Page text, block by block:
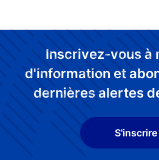
Inscrivez-vous à
d'information et
dernières alertes
S'inscrire